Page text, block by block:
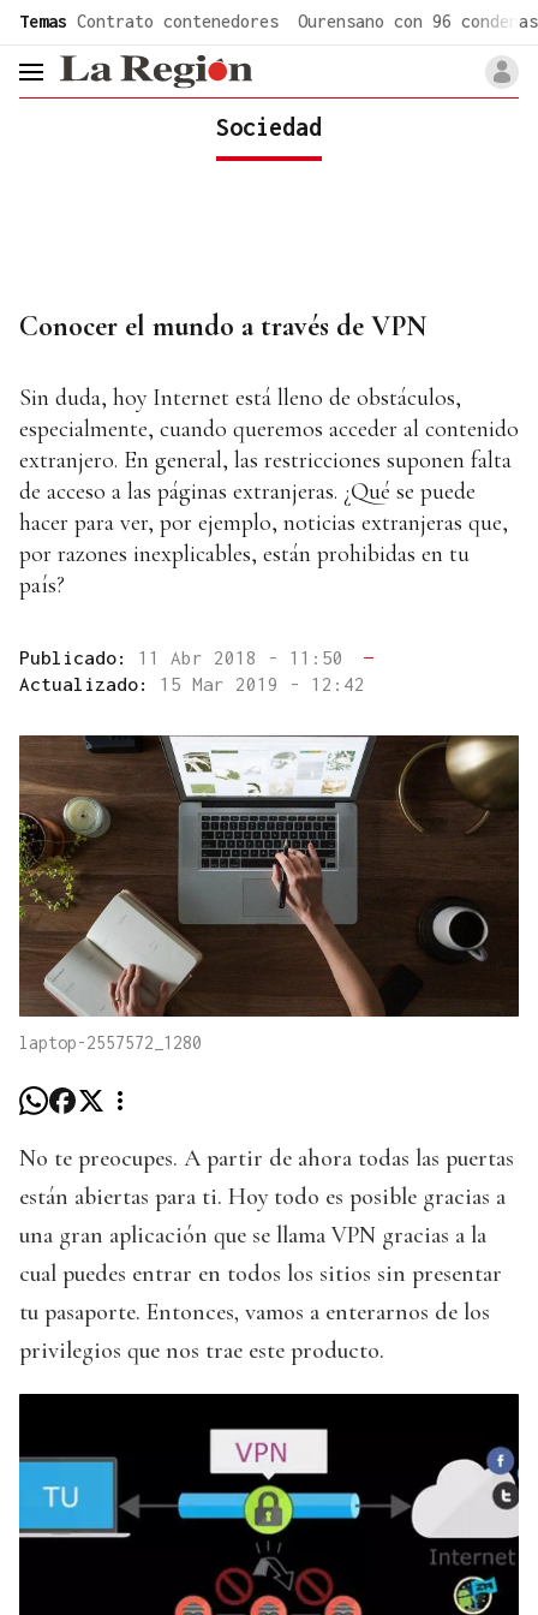
Temas Contrato contenedores Ourensano con 96 condenas
header.menu.open
Sociedad
Conocer el mundo a través de VPN
Sin duda, hoy Internet está lleno de obstáculos,
especialmente, cuando queremos acceder al contenido
extranjero. En general, las restricciones suponen falta
de acceso a las páginas extranjeras. ¿Qué se puede
hacer para ver, por ejemplo, noticias extranjeras que,
por razones inexplicables, están prohibidas en tu
país?
Publicado: 11 Abr 2018 - 11:50
—
Actualizado: 15 Mar 2019 - 12:42
laptop-2557572_1280
No te preocupes. A partir de ahora todas las puertas
están abiertas para ti. Hoy todo es posible gracias a
una gran aplicación que se llama VPN gracias a la
cual puedes entrar en todos los sitios sin presentar
tu pasaporte. Entonces, vamos a enterarnos de los
privilegios que nos trae este producto.